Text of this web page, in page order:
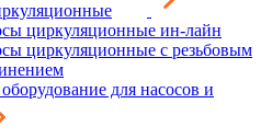
циркуляционные ин-лайн
циркуляционные с резьбовым
для насосов и